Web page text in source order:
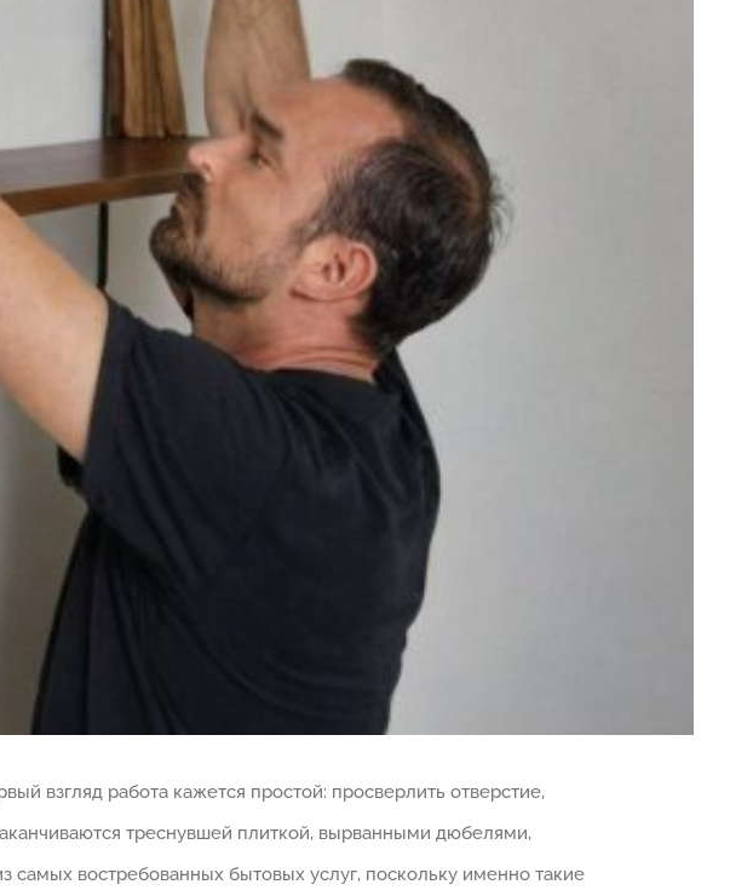
взгляд работа кажется простой: просверлить отверстие,
треснувшей плиткой, вырванными дюбелями,
востребованных бытовых услуг, поскольку именно такие